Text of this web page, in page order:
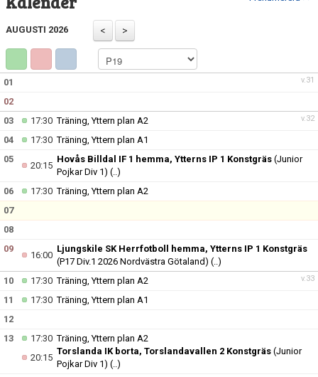
AUGUSTI 2026
v.31
01
02
v.32
03 17:30Träning, Yttern plan A2
04
17:30Träning, Yttern plan A1
05
20:15
Hovås Billdal IF 1 hemma, Ytterns IP 1 Konstgräs (Junior
Pojkar Div 1) (..)
06
17:30Träning, Yttern plan A2
07
08
09
16:00
Ljungskile SK Herrfotboll hemma, Ytterns IP 1 Konstgräs
(P17 Div.1 2026 Nordvästra Götaland) (..)
v.33
10 17:30Träning, Yttern plan A2
11
17:30Träning, Yttern plan A1
12
13
17:30Träning, Yttern plan A2
20:15
Torslanda IK borta, Torslandavallen 2 Konstgräs (Junior
Pojkar Div 1) (..)